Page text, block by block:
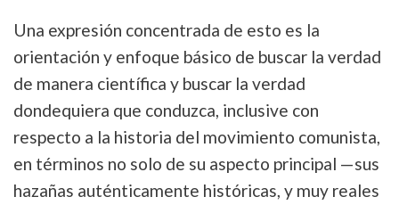
Una expresión concentrada de esto es la
orientación y enfoque básico de buscar la verdad
de manera científica y buscar la verdad
dondequiera que conduzca, inclusive con
respecto a la historia del movimiento comunista,
en términos no solo de su aspecto principal —sus
hazañas auténticamente históricas, y muy reales